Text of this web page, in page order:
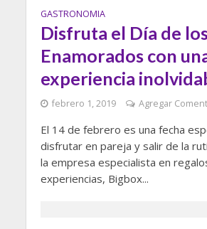
GASTRONOMIA
Disfruta el Día de
Enamorados con
experiencia
febrero 1, 2019 Agregar
El 14 de febrero es una fecha
disfrutar en pareja y salir de la
la empresa especialista en
experiencias, Bigbox...